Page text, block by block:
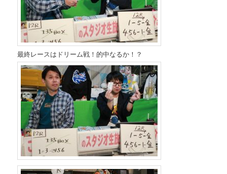
最終レースはドリーム戦！的中なるか！？